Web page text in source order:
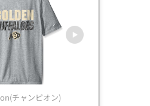
チャンピオン)